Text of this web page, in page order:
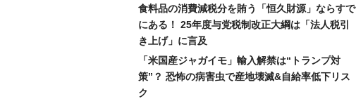
食料品の消費減税分を賄う「恒久財源」ならすで
にある！ 25年度与党税制改正大綱は「法人税引
き上げ」に言及
「米国産ジャガイモ」輸入解禁は“トランプ対
策”？ 恐怖の病害虫で産地壊滅&自給率低下リス
ク